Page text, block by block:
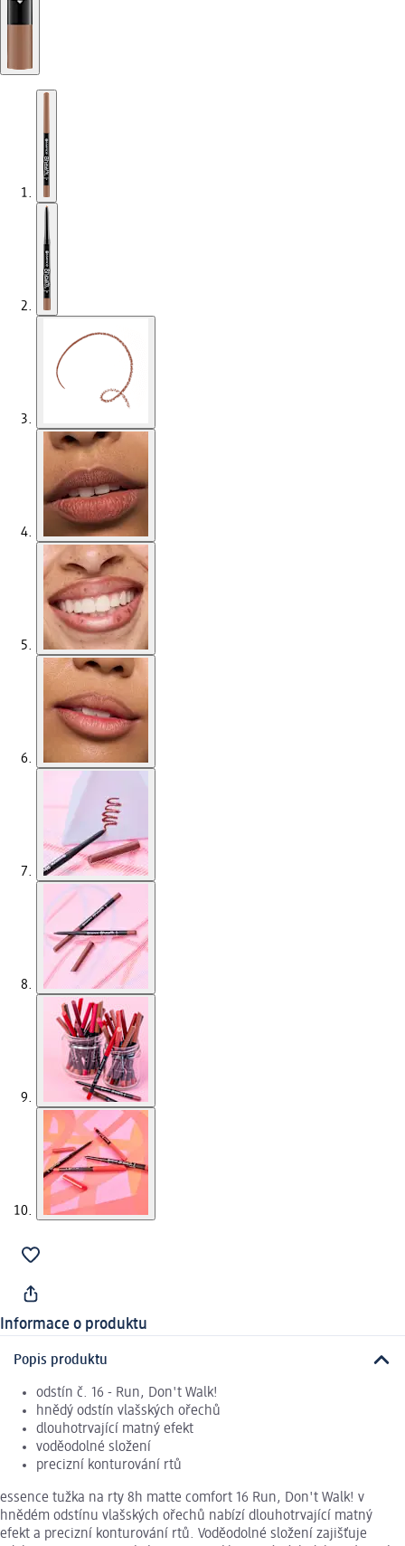
Informace o produktu
Popis produktu
odstín č. 16 - Run, Don't Walk!
hnědý odstín vlašských ořechů
dlouhotrvající matný efekt
voděodolné složení
precizní konturování rtů
essence tužka na rty 8h matte comfort 16 Run, Don't Walk! v
hnědém odstínu vlašských ořechů nabízí dlouhotrvající matný
efekt a precizní konturování rtů. Voděodolné složení zajišťuje